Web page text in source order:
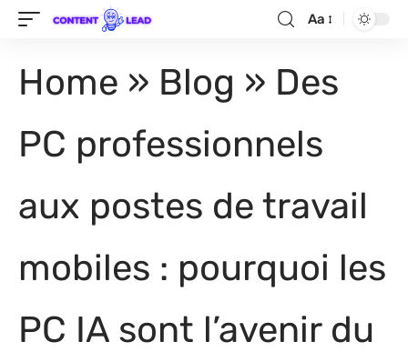
Aa
Home » Blog » Des
PC professionnels
aux postes de travail
mobiles : pourquoi les
PC IA sont l’avenir du